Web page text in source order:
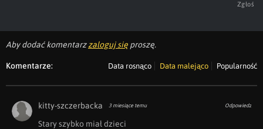
Zgłoś
Aby dodać komentarzzaloguj się proszę.
Komentarze: Data rosnąco Data malejąco Popularność
kitty-szczerbacka 3 miesiące temu Odpowiedz
Stary szybko miał dzieci